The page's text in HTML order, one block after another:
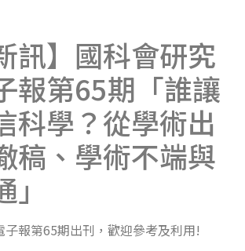
訊】國科會研究
報第65期「誰讓
科學？從學術出
稿、學術不端與
子報第65期出刊，歡迎參考及利用!